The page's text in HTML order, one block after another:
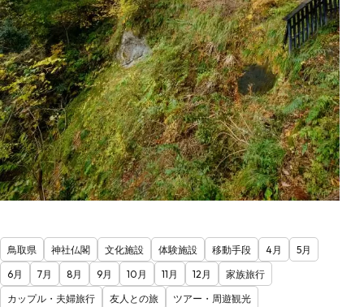
鳥取県 神社仏閣 文化施設 体験施設 移動手段 4月
5月
6月
7月 8月 9月 10月 11月 12月
家族旅行
カップル・夫婦旅行
友人との旅
ツアー・周遊観光